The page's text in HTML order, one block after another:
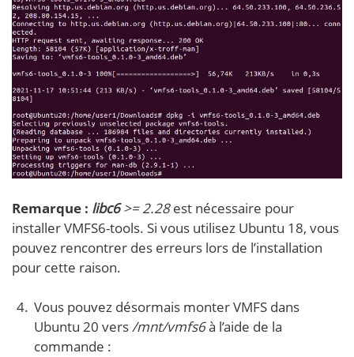
Remarque : libc6>= 2.28est nécessaire pour
installer VMFS6-tools. Si vous utilisez Ubuntu 18, vous
pouvez rencontrer des erreurs lors de l’installation
pour cette raison.
Vous pouvez désormais monter VMFS dans
Ubuntu 20 vers/mnt/vmfs6à l’aide de la
commande :